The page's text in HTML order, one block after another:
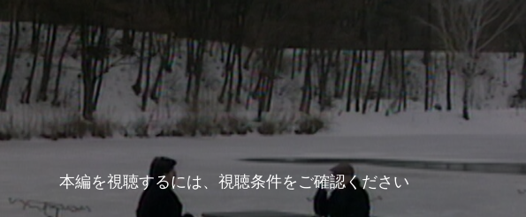
本編を視聴するには、視聴条件をご確認ください